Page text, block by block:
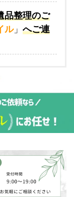
品整理のご
ル」 へご連